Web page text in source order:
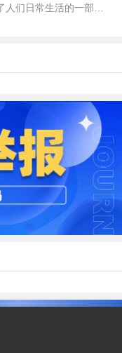
人们日常生活的一部